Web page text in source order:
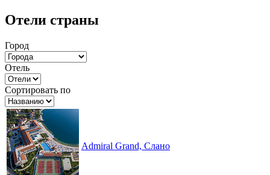
Отели страны
Город
Отель
Сортировать по
Admiral Grand, Слано